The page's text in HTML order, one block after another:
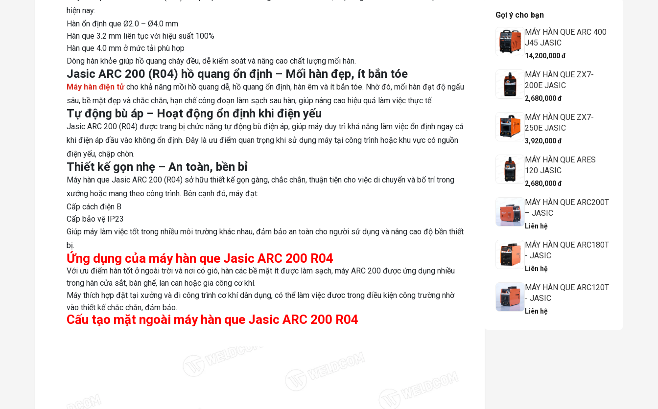
hiện nay:
Hàn ổn định que Ø2.0 – Ø4.0 mm
Hàn que 3.2 mm liên tục với hiệu suất 100%
Hàn que 4.0 mm ở mức tải phù hợp
Dòng hàn khỏe giúp hồ quang cháy đều, dễ kiểm soát và nâng cao chất lượng mối hàn.
Jasic ARC 200 (R04) hồ quang ổn định – Mối hàn đẹp, ít bắn tóe
Máy hàn điện tửcho khả năng mồi hồ quang dễ, hồ quang ổn định, hàn êm và ít bắn tóe. Nhờ đó, mối hàn đạt độ ngấu
sâu, bề mặt đẹp và chắc chắn, hạn chế công đoạn làm sạch sau hàn, giúp nâng cao hiệu quả làm việc thực tế.
Tự động bù áp – Hoạt động ổn định khi điện yếu
Jasic ARC 200 (R04) được trang bị chức năng tự động bù điện áp, giúp máy duy trì khả năng làm việc ổn định ngay cả
khi điện áp đầu vào không ổn định. Đây là ưu điểm quan trọng khi sử dụng máy tại công trình hoặc khu vực có nguồn
điện yếu, chập chờn.
Thiết kế gọn nhẹ – An toàn, bền bỉ
Máy hàn que Jasic ARC 200 (R04) sở hữu thiết kế gọn gàng, chắc chắn, thuận tiện cho việc di chuyển và bố trí trong
xưởng hoặc mang theo công trình. Bên cạnh đó, máy đạt:
Cấp cách điện B
Cấp bảo vệ IP23
Giúp máy làm việc tốt trong nhiều môi trường khác nhau, đảm bảo an toàn cho người sử dụng và nâng cao độ bền thiết
bị.
Ứng dụng của máy hàn que Jasic ARC 200 R04
Với ưu điểm hàn tốt ở ngoài trời và nơi có gió, hàn các bề mặt ít được làm sạch, máy ARC 200 được ứng dụng nhiều
trong hàn cửa sắt, bàn ghế, lan can hoặc gia công cơ khí.
Máy thích hợp đặt tại xưởng và đi công trình cơ khí dân dụng, có thể làm việc được trong điều kiện công trường nhờ
vào thiết kế chắc chắn, đảm bảo.
Cấu tạo mặt ngoài máy hàn que Jasic ARC 200 R04
Gợi ý cho bạn
MÁY HÀN QUE ARC 400
J45 JASIC
14,200,000 đ
MÁY HÀN QUE ZX7-
200E JASIC
2,680,000 đ
MÁY HÀN QUE ZX7-
250E JASIC
3,920,000 đ
MÁY HÀN QUE ARES
120 JASIC
2,680,000 đ
MÁY HÀN QUE ARC200T
– JASIC
Liên hệ
MÁY HÀN QUE ARC180T
- JASIC
Liên hệ
MÁY HÀN QUE ARC120T
- JASIC
Liên hệ